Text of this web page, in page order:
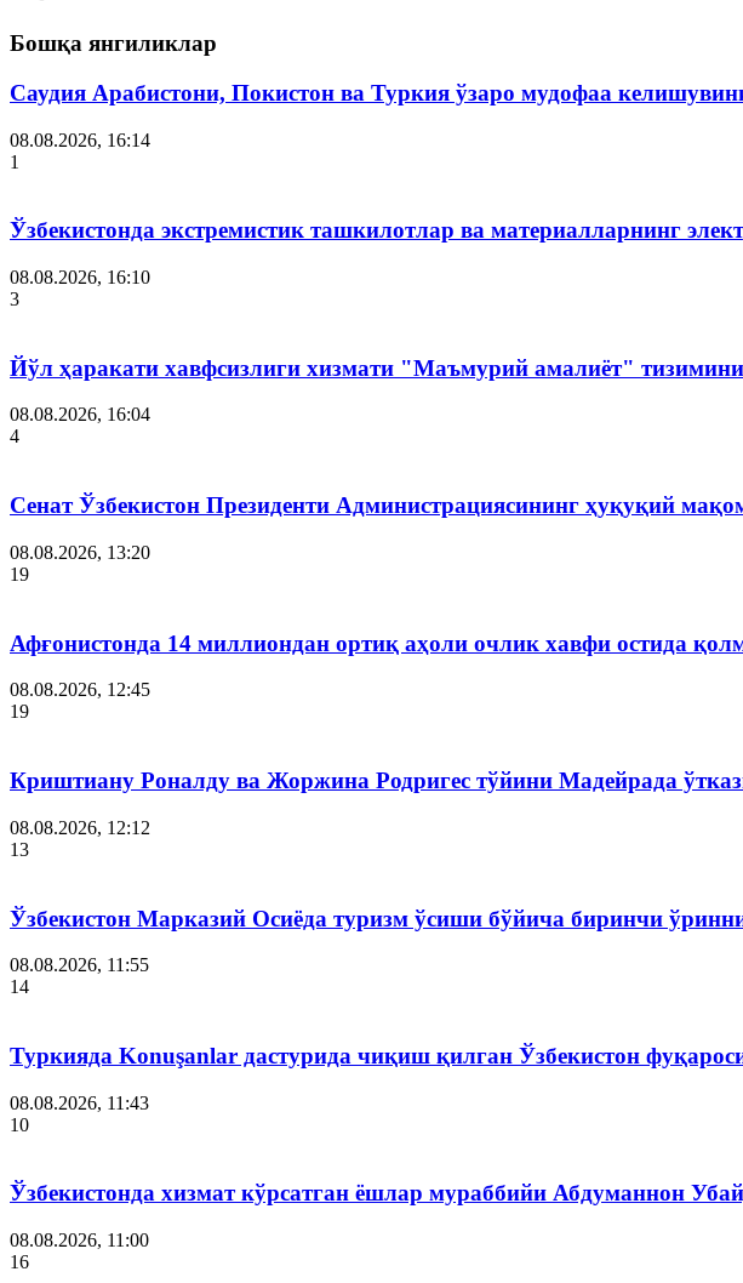
Бошқа янгиликлар
Саудия Арабистони, Покистон ва Туркия ўзаро мудофаа
08.08.2026, 16:14
1
Ўзбекистонда экстремистик ташкилотлар ва материалларнинг
08.08.2026, 16:10
3
Йўл ҳаракати хавфсизлиги хизмати "Маъмурий амалиёт"
08.08.2026, 16:04
4
Сенат Ўзбекистон Президенти Администрациясининг ҳуқуқий
08.08.2026, 13:20
19
Афғонистонда 14 миллиондан ортиқ аҳоли очлик хавфи остида
08.08.2026, 12:45
19
Криштиану Роналду ва Жоржина Родригес тўйини Мадейрада
08.08.2026, 12:12
13
Ўзбекистон Марказий Осиёда туризм ўсиши бўйича биринчи
08.08.2026, 11:55
14
Туркияда Konuşanlar дастурида чиқиш қилган Ўзбекистон
08.08.2026, 11:43
10
Ўзбекистонда хизмат кўрсатган ёшлар мураббийи Абдуманнон
08.08.2026, 11:00
16